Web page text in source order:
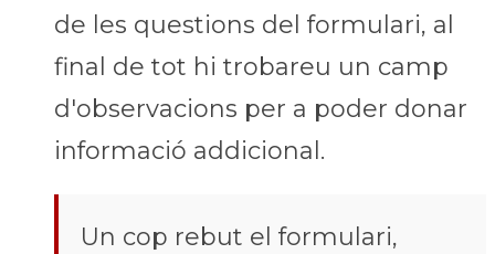
de les questions del formulari, al
final de tot hi trobareu un camp
d'observacions per a poder donar
informació addicional.
Un cop rebut el formulari,